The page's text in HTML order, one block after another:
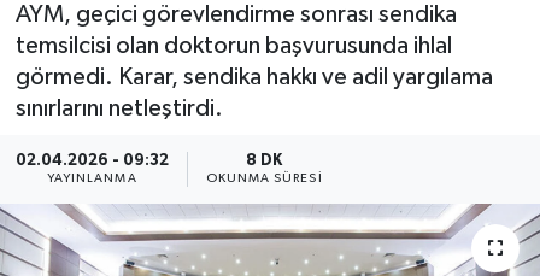
AYM, geçici görevlendirme sonrası sendika
temsilcisi olan doktorun başvurusunda ihlal
görmedi. Karar, sendika hakkı ve adil yargılama
sınırlarını netleştirdi.
02.04.2026 - 09:32
YAYINLANMA
8 DK
OKUNMA SÜRESI